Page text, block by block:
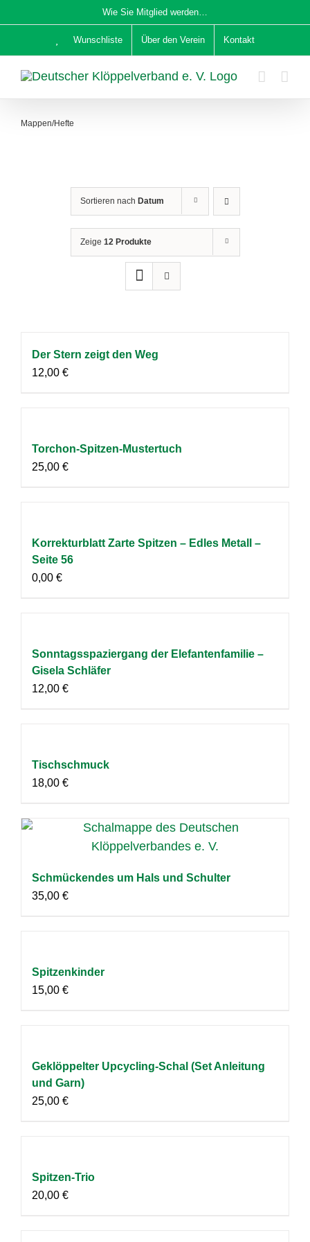
Inhalt
Wie Sie Mitglied werden…
Wunschliste Über den Verein Kontakt
Mappen/Hefte
Sortieren nach Datum
Zeige 12 Produkte
Der Stern zeigt den Weg
12,00 €
Torchon-Spitzen-Mustertuch
25,00 €
Korrekturblatt Zarte Spitzen – Edles Metall –
Seite 56
0,00 €
Sonntagsspaziergang der Elefantenfamilie –
Gisela Schläfer
12,00 €
Tischschmuck
18,00 €
Schmückendes um Hals und Schulter
35,00 €
Spitzenkinder
15,00 €
Geklöppelter Upcycling-Schal (Set Anleitung
und Garn)
25,00 €
Spitzen-Trio
20,00 €